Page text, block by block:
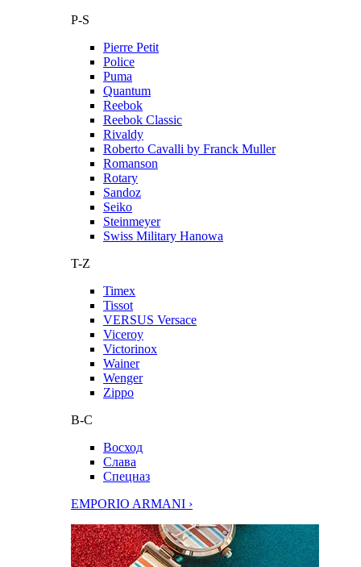
P-S
Pierre Petit
Police
Puma
Quantum
Reebok
Reebok Classic
Rivaldy
Roberto Cavalli by Franck Muller
Romanson
Rotary
Sandoz
Seiko
Steinmeyer
Swiss Military Hanowa
T-Z
Timex
Tissot
VERSUS Versace
Viceroy
Victorinox
Wainer
Wenger
Zippo
В-С
Восход
Слава
Спецназ
EMPORIO ARMANI ›